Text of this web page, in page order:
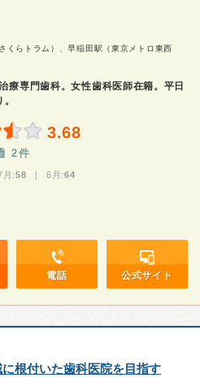
くらトラム）、早稲田駅（東京メトロ東西
療専門歯科。女性歯科医師在籍。平日
3.68
2件
:58 | 6月:64
電話 公式サイト
根付いた歯科医院を目指す